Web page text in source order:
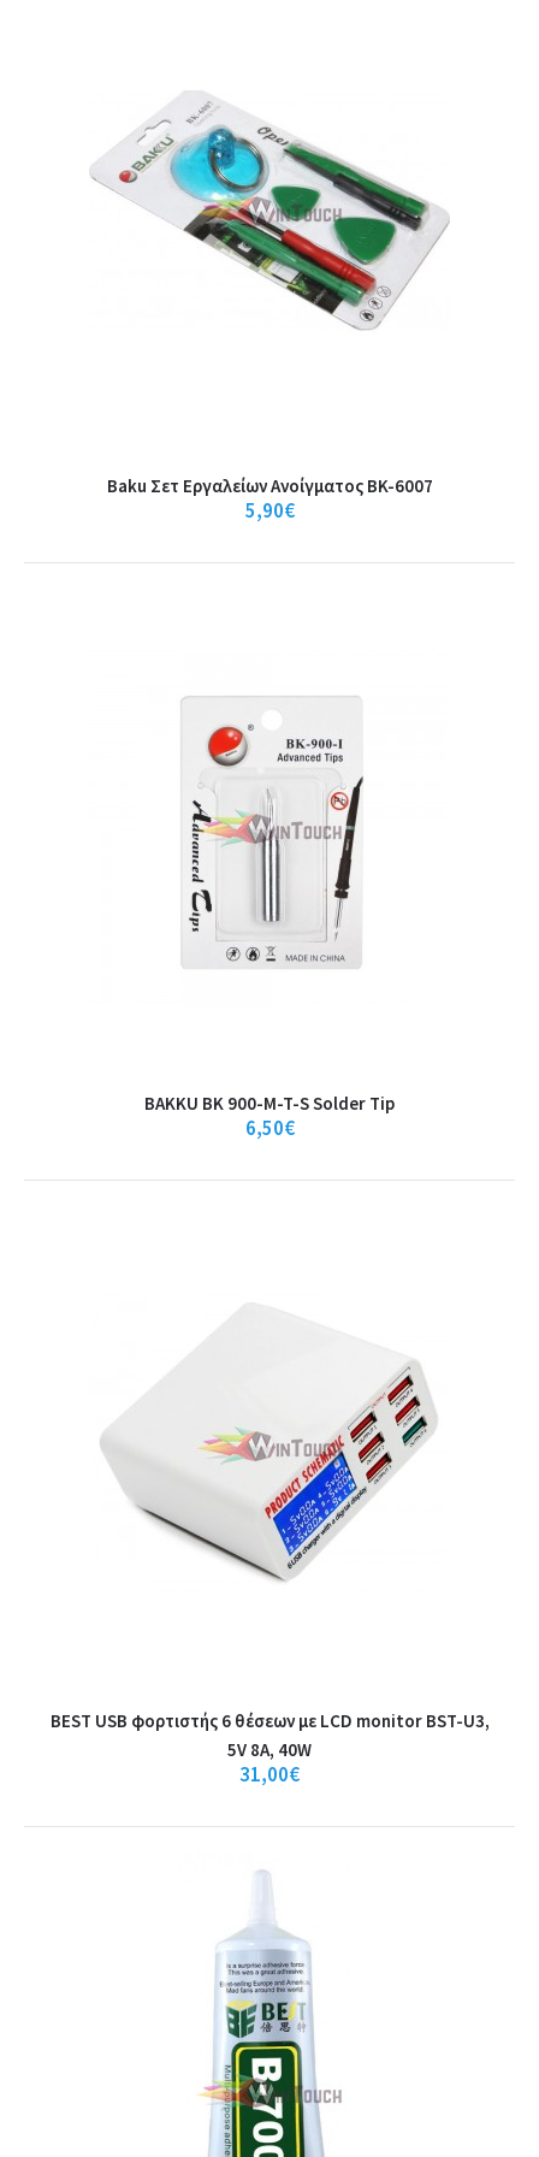
Baku Σετ Εργαλείων Ανοίγματος BK-6007
Baku Σετ Εργαλείων Ανοίγματος BK-6007..
+
Σύγκριση
Αγαπημένο
BAKKU BK 900-M-T-S Solder Tip
BAKKU BK 900-M-T-S Solder Tip..
6,50€
+Αγαπημένο
Baku Σετ Εργαλείων Ανοίγματος BK-6007
5,90€
BAKKU BK 900-M-T-S Solder Tip
6,50€
BEST USB φορτιστής 6 θέσεων με LCD monitor BST-U3,
5V 8A, 40W
31,00€